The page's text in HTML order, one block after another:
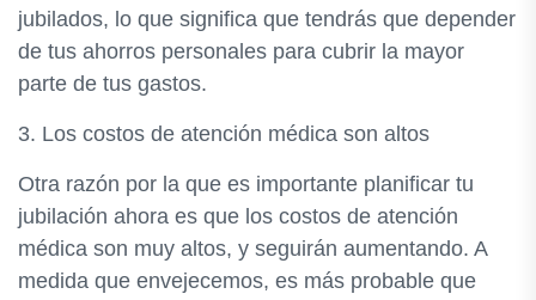
jubilados, lo que significa que tendrás que depender
de tus ahorros personales para cubrir la mayor
parte de tus gastos.
3. Los costos de atención médica son altos
Otra razón por la que es importante planificar tu
jubilación ahora es que los costos de atención
médica son muy altos, y seguirán aumentando. A
medida que envejecemos, es más probable que